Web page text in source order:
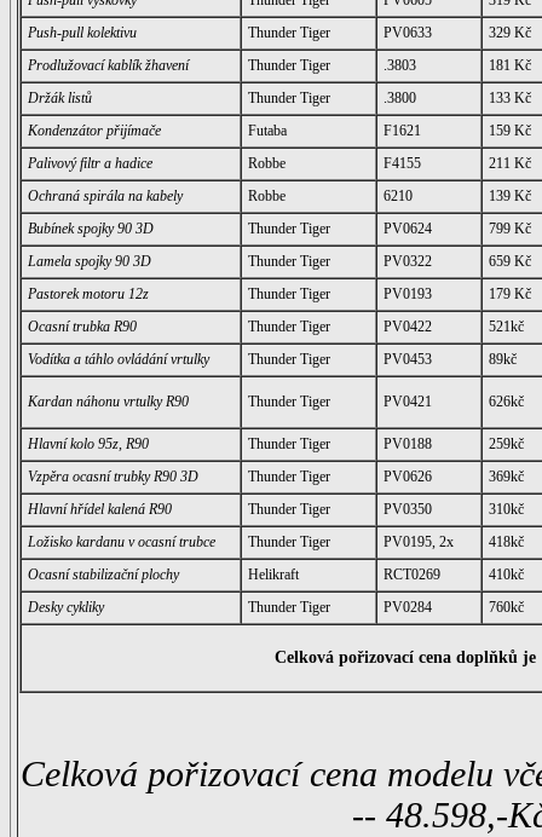
Push-pull kolektivu
Thunder Tiger PV0633
329 Kč
Prodlužovací kablík žhavení
Thunder Tiger .3803
181 Kč
Držák listů
Thunder Tiger .3800
133 Kč
Kondenzátor přijímače
Futaba F1621
159 Kč
Palivový filtr a hadice
Robbe F4155
211 Kč
Ochraná spirála na kabely
Robbe 6210
139 Kč
Bubínek spojky 90 3D
Thunder Tiger PV0624
799 Kč
Lamela spojky 90 3D
Thunder Tiger PV0322
659 Kč
Pastorek motoru 12z
Thunder Tiger PV0193
179 Kč
Ocasní trubka R90
Thunder Tiger PV0422
521kč
Vodítka a táhlo ovládání vrtulky
Thunder Tiger PV0453 89kč
Kardan náhonu vrtulky R90 Thunder Tiger PV0421 626kč
Hlavní kolo 95z, R90 Thunder Tiger PV0188
259kč
Vzpěra ocasní trubky R90 3D
Thunder Tiger PV0626
369kč
Hlavní hřídel kalená R90
Thunder Tiger PV0350
310kč
Ložisko kardanu v ocasní trubce
Thunder Tiger PV0195, 2x
418kč
Ocasní stabilizační plochy
Helikraft RCT0269
410kč
Desky cykliky
Thunder Tiger PV0284 760kč
Celková pořizovací cena doplňků je
Celková pořizovací cena modelu
-- 48.598,-